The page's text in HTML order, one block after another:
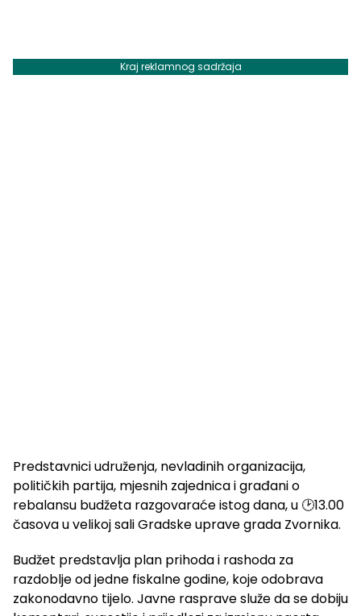
Kraj reklamnog sadržaja
Predstavnici udruženja, nevladinih organizacija,
političkih partija, mjesnih zajednica i građani o
rebalansu budžeta razgovaraće istog dana, u 🕑13.00
časova u velikoj sali Gradske uprave grada Zvornika.
Budžet predstavlja plan prihoda i rashoda za
razdoblje od jedne fiskalne godine, koje odobrava
zakonodavno tijelo. Javne rasprave služe da se dobiju